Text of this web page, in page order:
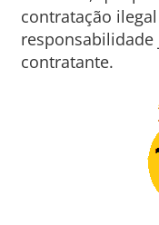
contratação
contratante.